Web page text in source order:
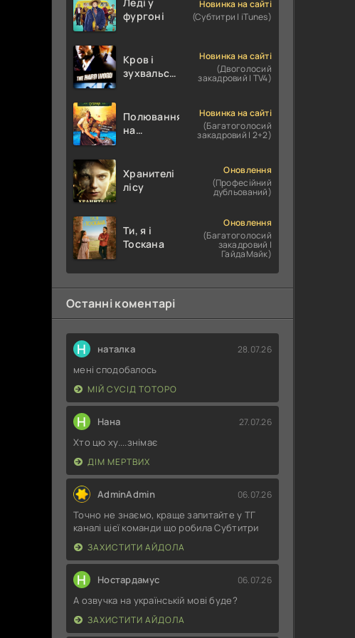
фургоні
Новинка на сайті
(Субтитри | iTunes)
Кров і
зухвальство
Новинка на сайті
(Двоголосий
закадровий | TV4)
Полювання
на
Новинка на сайті
(Багатоголосий
закадровий | 2+2)
Хранителі
лісу
Оновлення
(Професійний
дубльований)
Ти, я і
Тоскана
Оновлення
(Багатоголосий
закадровий |
ГайдаМайк)
Останні коментарі
Н наталка 28.07.26
мені сподобалось
МІЙ СУСІД ТОТОРО
Н Нана 27.07.26
Хто цю ху....знімає
ДІМ МЕРТВИХ
AdminAdmin 06.07.26
Точно не знаємо, краще запитайте у ТГ
каналі цієї команди що робила Субтитри
ЗАХИСТИТИ АЙДОЛА
Н Ностардамус 06.07.26
А озвучка на українській мові буде?
ЗАХИСТИТИ АЙДОЛА